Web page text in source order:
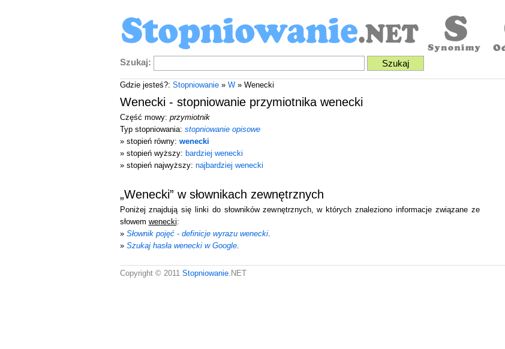
Szukaj:
Gdzie jesteś?: Stopniowanie» W» Wenecki
Wenecki - stopniowanie przymiotnika wenecki
Część mowy: przymiotnik
Typ stopniowania: stopniowanie opisowe
» stopień równy: wenecki
» stopień wyższy: bardziej wenecki
» stopień najwyższy: najbardziej wenecki
„Wenecki” w słownikach zewnętrznych
Poniżej znajdują się linki do słowników zewnętrznych, w których znaleziono informacje związane ze
słowem wenecki:
» Słownik pojęć - definicje wyrazu wenecki.
» Szukaj hasła wenecki w Google.
Copyright © 2011 Stopniowanie.NET